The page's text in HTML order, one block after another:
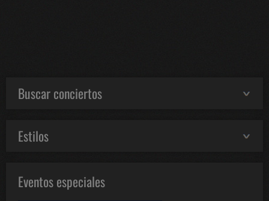
Buscar conciertos
Estilos
Eventos especiales